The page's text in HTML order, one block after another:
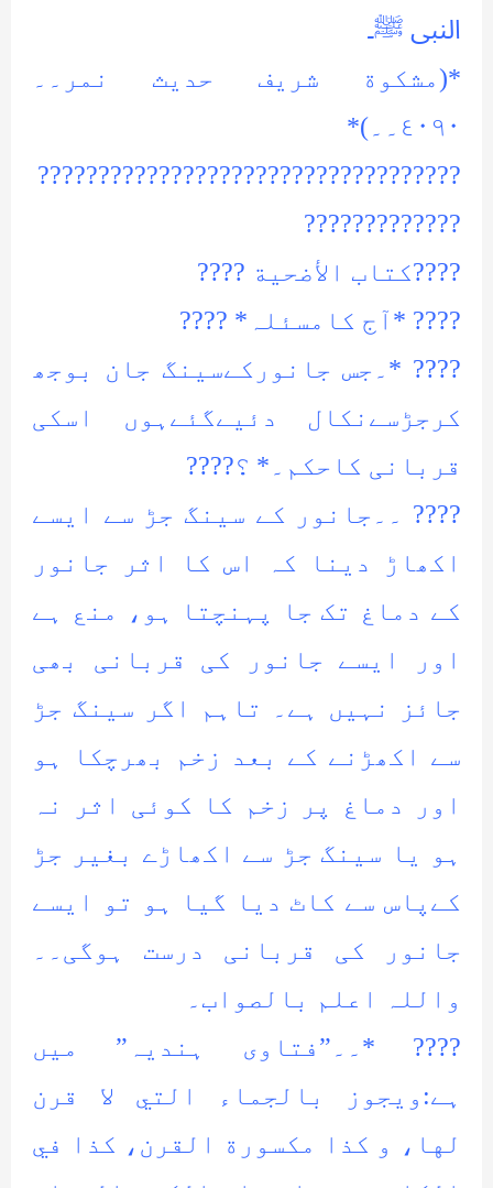
النبی ﷺ۔
*(مشکوة شریف حدیث نمر۔۔
٤٠٩٠۔۔)*
???????????????????????????????????
?????????????
????کتاب الأضحیة ????
???? *آج کامسئلہ* ????
???? *۔جس جانورکےسینگ جان بوجھ
کرجڑسےنکال دئیےگئےہوں اسکی
قربانی کاحکم۔* ؟????
???? ۔۔جانور کے سینگ جڑ سے ایسے
اکھاڑ دینا کہ اس کا اثر جانور
کے دماغ تک جا پہنچتا ہو، منع ہے
اور ایسے جانور کی قربانی بھی
جائز نہیں ہے۔ تاہم اگر سینگ جڑ
سے اکھڑنے کے بعد زخم بھرچکا ہو
اور دماغ پر زخم کا کوئی اثر نہ
ہو یا سینگ جڑ سے اکھاڑے بغیر جڑ
کےپاس سے کاٹ دیا گیا ہو تو ایسے
جانور کی قربانی درست ہوگی۔۔
واللہ اعلم بالصواب۔
???? *۔۔”فتاوی ہندیہ” میں
ہے:ویجوز بالجماء التي لا قرن
لها، و كذا مكسورة القرن، كذا في